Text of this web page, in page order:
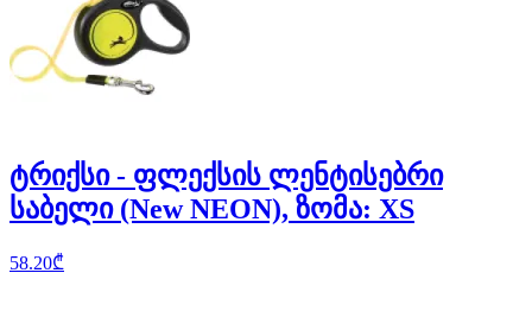
ტრიქსი - ფლექსის ლენტისებრი
საბელი (New NEON), ზომა: XS
58.20₾